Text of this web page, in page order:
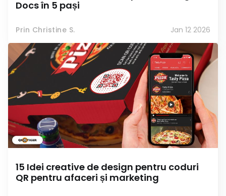
Docs în 5 pași
Prin Christine S. Jan 12 2026
15 Idei creative de design pentru coduri
QR pentru afaceri și marketing